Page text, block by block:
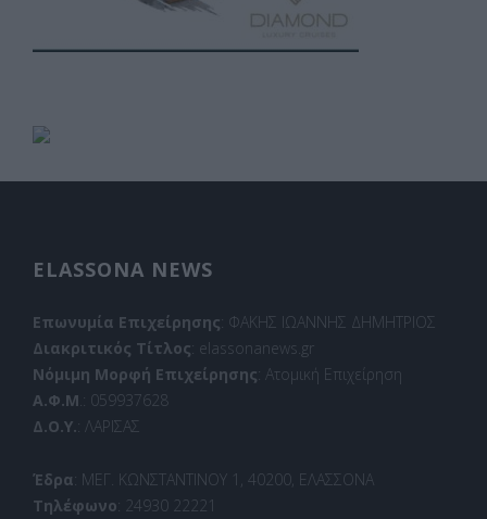
ELASSONA NEWS
Επωνυμία Επιχείρησης: ΦΑΚΗΣ ΙΩΑΝΝΗΣ ΔΗΜΗΤΡΙΟΣ
Διακριτικός Τίτλος: elassonanews.gr
Νόμιμη Μορφή Επιχείρησης: Ατομική Επιχείρηση
Α.Φ.Μ.: 059937628
Δ.Ο.Υ.: ΛΑΡΙΣΑΣ
Έδρα: ΜΕΓ. ΚΩΝΣΤΑΝΤΙΝΟΥ 1, 40200, ΕΛΑΣΣΟΝΑ
Τηλέφωνο: 24930 22221